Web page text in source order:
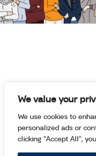
We value your
We use cookies to
personalized ads or
clicking "Accept All",
บุพกา
บุพกา
รับมือ
‘ดื้อ’
ครอบ
เจอ